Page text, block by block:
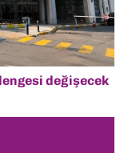
değişecek